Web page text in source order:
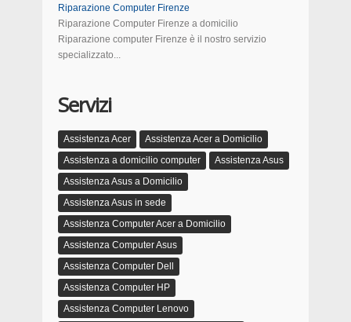
Riparazione Computer Firenze
Riparazione Computer Firenze a domicilio
Riparazione computer Firenze è il nostro servizio
specializzato...
Servizi
Assistenza Acer
Assistenza Acer a Domicilio
Assistenza a domicilio computer
Assistenza Asus
Assistenza Asus a Domicilio
Assistenza Asus in sede
Assistenza Computer Acer a Domicilio
Assistenza Computer Asus
Assistenza Computer Dell
Assistenza Computer HP
Assistenza Computer Lenovo